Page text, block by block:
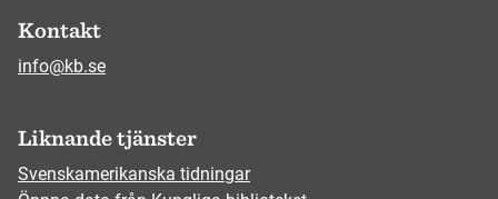
Kontakt
info@kb.se
Liknande tjänster
Svenskamerikanska tidningar